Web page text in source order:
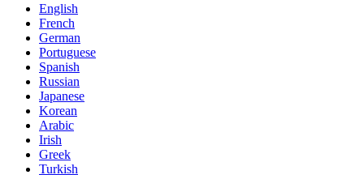
English
French
German
Portuguese
Spanish
Russian
Japanese
Korean
Arabic
Irish
Greek
Turkish